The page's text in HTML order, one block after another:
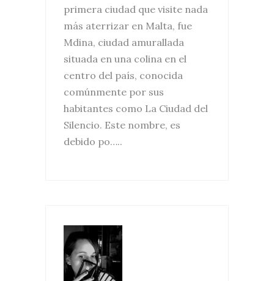
primera ciudad que visite nada
más aterrizar en Malta, fue
Mdina, ciudad amurallada
situada en una colina en el
centro del país, conocida
comúnmente por sus
habitantes como La Ciudad del
Silencio. Este nombre, es
debido po…..